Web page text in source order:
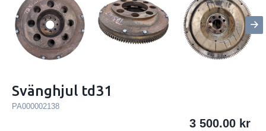
Svänghjul td31
PA000002138
3 500.00